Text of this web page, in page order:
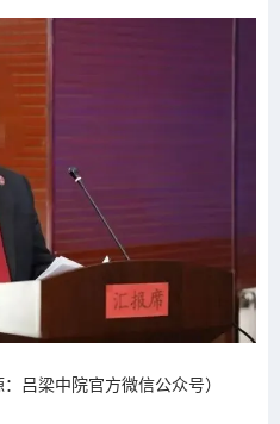
吕梁中院官方微信公众号）